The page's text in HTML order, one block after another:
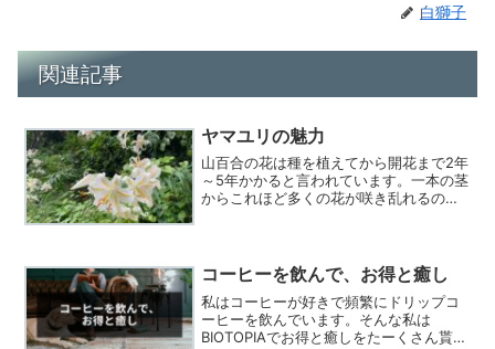
白獅子
関連記事
ヤマユリの魅力
山百合の花は種を植えてから開花まで2年
～5年かかると言われています。一本の茎
からこれほど多くの花が咲き乱れるのは
コーヒーを飲んで、お得と癒し
私はコーヒーが好きで頻繁にドリップコ
ーヒーを飲んでいます。そんな私は
BIOTOPIAでお得と癒しをたーくさん貰っ